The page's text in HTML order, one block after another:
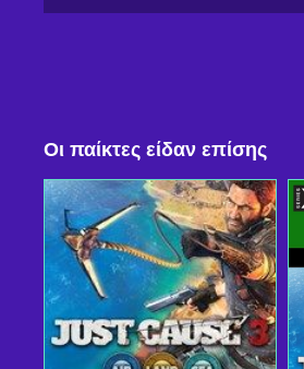
Οι παίκτες είδαν επίσης